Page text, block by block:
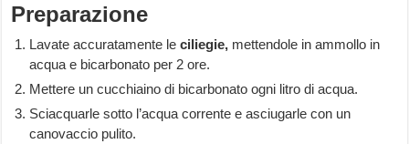
Preparazione
Lavate accuratamente leciliegie, mettendole in ammollo in
acqua e bicarbonato per 2 ore.
Mettere un cucchiaino di bicarbonato ogni litro di acqua.
Sciacquarle sotto l’acqua corrente e asciugarle con un
canovaccio pulito.